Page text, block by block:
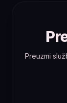
Preuzmi